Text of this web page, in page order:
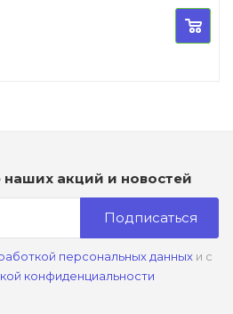
наших акций и новостей
Подписаться
персональных данныхи с
конфиденциальности